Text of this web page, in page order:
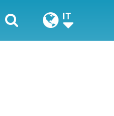
IT